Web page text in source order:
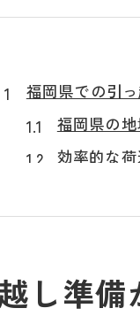
福岡県での引
福岡県の
効率的な
引っ越し
福岡県内
福岡県の
し準